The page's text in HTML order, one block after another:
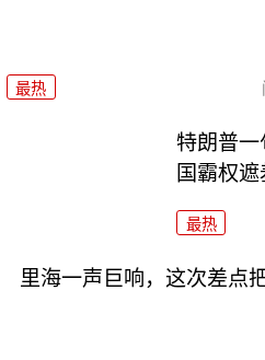
最热
特朗普一
国霸权遮
最热
里海一声巨响，这次差点